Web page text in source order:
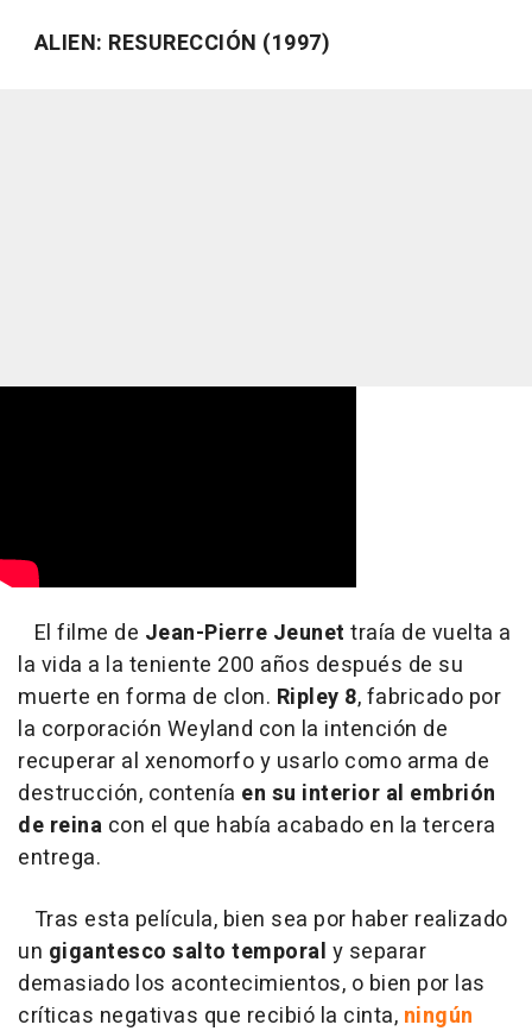
ALIEN: RESURECCIÓN (1997)
El filme de Jean-Pierre Jeunet traía de vuelta a
la vida a la teniente 200 años después de su
muerte en forma de clon. Ripley 8, fabricado por
la corporación Weyland con la intención de
recuperar al xenomorfo y usarlo como arma de
destrucción, contenía en su interior al embrión
de reina con el que había acabado en la tercera
entrega.
Tras esta película, bien sea por haber realizado
un gigantesco salto temporal y separar
demasiado los acontecimientos, o bien por las
críticas negativas que recibió la cinta, ningún